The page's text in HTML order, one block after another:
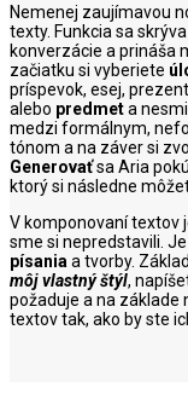
Nemenej zaujímavou
texty. Funkcia sa
konverzácie a prináša
začiatku si vyberiete
príspevok, esej,
alebo predmeta
medzi formálnym,
tónom a na záver si
Generovaťsa Aria
ktorý si následne
V komponovaní textov
sme si nepredstavili.
písania a tvorby.
môj vlastný štýl,
požaduje a na základe
textov tak, ako by ste